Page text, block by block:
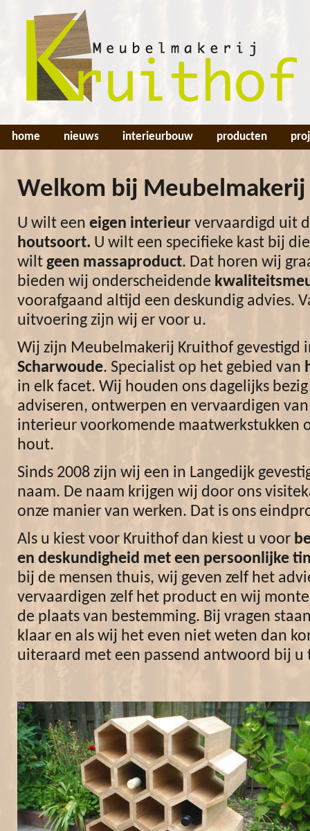
home nieuws interieurbouw producten
Welkom bij
U wilt een eigen interieur vervaardigd uit
houtsoort. U wilt een specifieke kast bij
wilt geen massaproduct. Dat horen wij
bieden wij onderscheidende
voorafgaand altijd een deskundig advies.
uitvoering zijn wij er voor u.
Wij zijn Meubelmakerij Kruithof gevestigd
Scharwoude. Specialist op het gebied van
in elk facet. Wij houden ons dagelijks
adviseren, ontwerpen en vervaardigen
interieur voorkomende maatwerkstukken
hout.
Sinds 2008 zijn wij een in Langedijk
naam. De naam krijgen wij door ons
onze manier van werken. Dat is ons
Als u kiest voor Kruithof dan kiest u voor
en deskundigheid met een persoonlijke
bij de mensen thuis, wij geven zelf het
vervaardigen zelf het product en wij
de plaats van bestemming. Bij vragen
klaar en als wij het even niet weten dan
uiteraard met een passend antwoord bij u